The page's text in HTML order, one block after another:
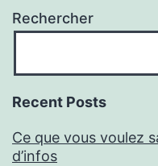
Rechercher
Recent Posts
Ce que vous voulez
d’infos